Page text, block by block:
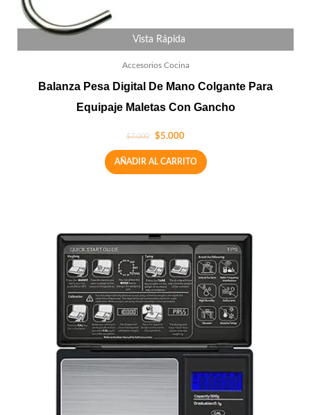
Vista Rápida
Accesorios Cocina
Balanza Pesa Digital De Mano Colgante Para
Equipaje Maletas Con Gancho
$7.000 $5.000
AÑADIR AL CARRITO